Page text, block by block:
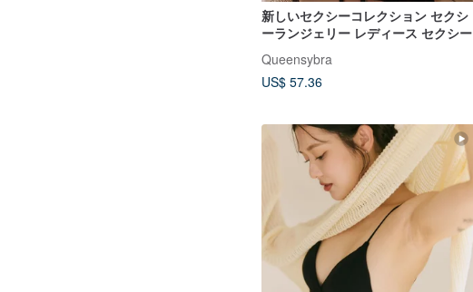
新しいセクシーコレクション セクシ
ーランジェリー レディース セクシー
Queensybra
US$ 57.36